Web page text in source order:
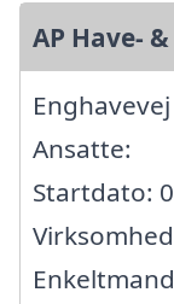
AP Have-
Ansatte:
Startdato: